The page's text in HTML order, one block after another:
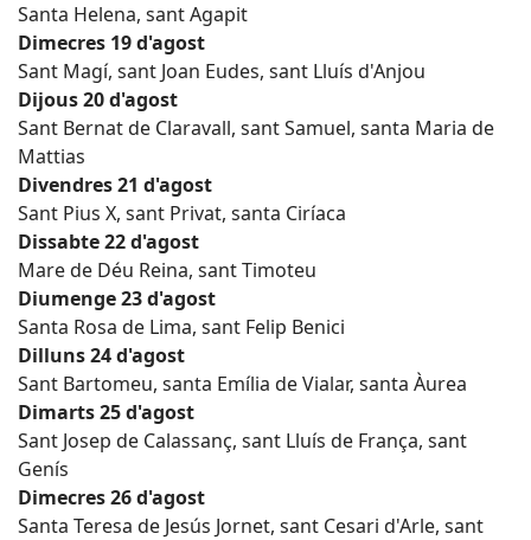
Santa Helena, sant Agapit
Dimecres 19 d'agost
Sant Magí, sant Joan Eudes, sant Lluís d'Anjou
Dijous 20 d'agost
Sant Bernat de Claravall, sant Samuel, santa Maria de
Mattias
Divendres 21 d'agost
Sant Pius X, sant Privat, santa Ciríaca
Dissabte 22 d'agost
Mare de Déu Reina, sant Timoteu
Diumenge 23 d'agost
Santa Rosa de Lima, sant Felip Benici
Dilluns 24 d'agost
Sant Bartomeu, santa Emília de Vialar, santa Àurea
Dimarts 25 d'agost
Sant Josep de Calassanç, sant Lluís de França, sant
Genís
Dimecres 26 d'agost
Santa Teresa de Jesús Jornet, sant Cesari d'Arle, sant